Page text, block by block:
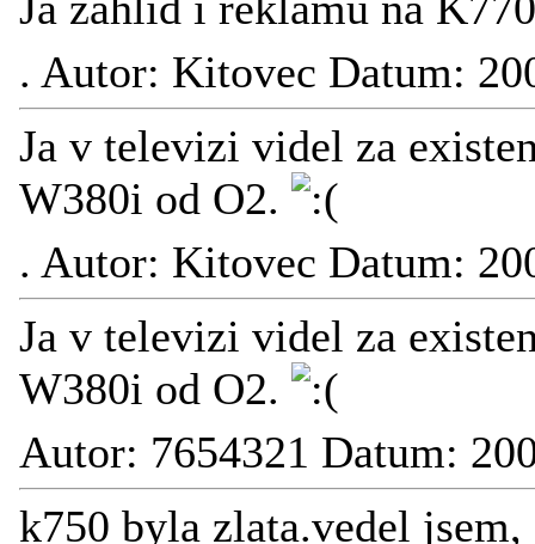
. Autor: Kitovec Datum:
Ja v televizi videl za
W380i od O2.
. Autor: Kitovec Datum:
Ja v televizi videl za
W380i od O2.
Autor: 7654321 Datum:
k750 byla zlata.vedel